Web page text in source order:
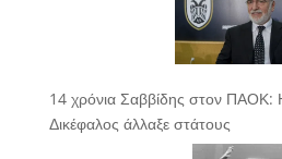
14 χρόνια Σαββίδης στον
Δικέφαλος άλλαξε στάτους